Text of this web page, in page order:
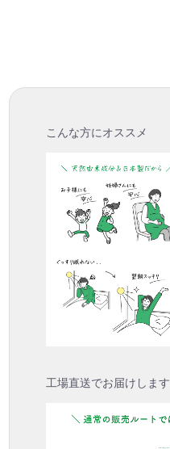
こんな方にオススメ
工場直送でお届けします